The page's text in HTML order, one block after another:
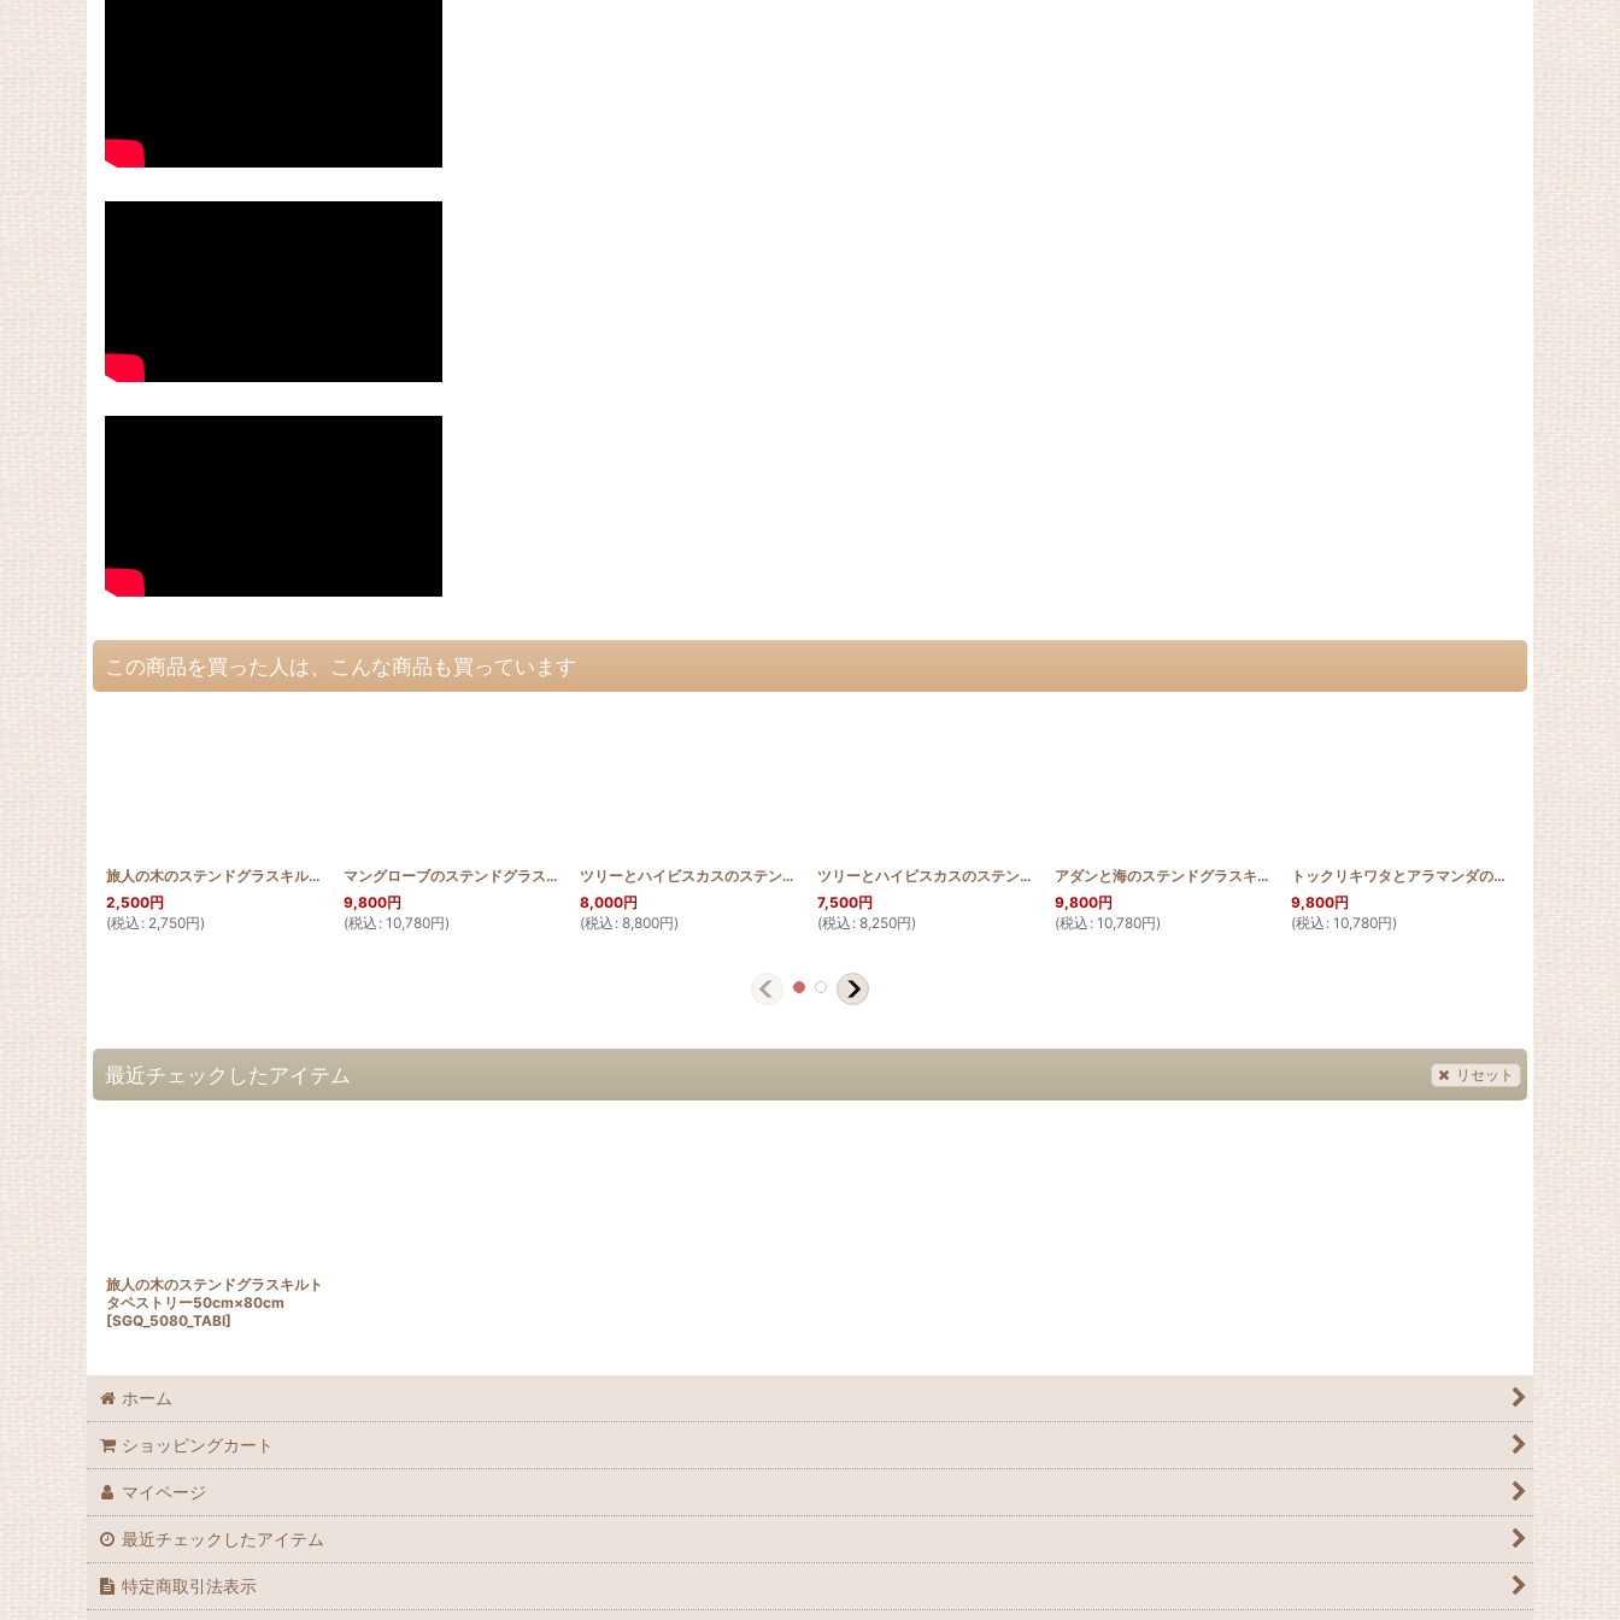
この商品を買った人は、こんな商品も買っています
旅人の木のステンドグラスキルトタペストリー50cm×80cm Pattern SGQ_5080_TABI_Pattern]
2,500円
(税込 : 2,750円)
マングローブのステンドグラスキルトタペストリー50cm×80cm [SGQ_5080_MANG ]
9,800円
(税込 : 10,780円)
ツリーとハイビスカスのステンドグラスキルトタペストリー 50cm×80cm [Xmas_2013_s ]
8,000円
(税込 : 8,800円)
ツリーとハイビスカスのステンドグラスキルトタペストリー 50cm×80cm [Xmas_2013_s]
7,500円
(税込 : 8,250円)
アダンと海のステンドグラスキルトタペストリー50cm×80cm [SGQ_5080_ADAN
9,800円
(税込 : 10,780円)
トックリキワタとアラマンダのステンドグラスキルトタペストリー50cm×80cm
9,800円
(税込 : 10,780円)
最近チェックしたアイテム リセット
旅人の木のステンドグラスキルト
タペストリー50cm×80cm
[SGQ_5080_TABI]
ホーム
ショッピングカート
マイページ
最近チェックしたアイテム
特定商取引法表示